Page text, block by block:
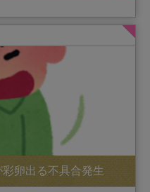
卵出る不具合発生